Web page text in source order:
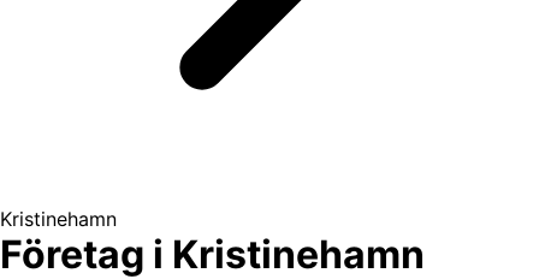
Kristinehamn
Företag i Kristinehamn